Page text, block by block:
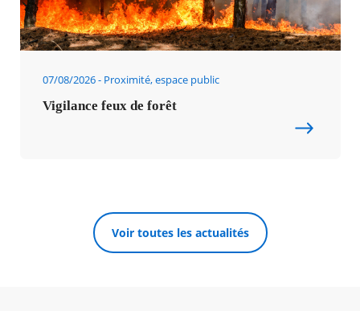
07/08/2026 Proximité, espace public
Vigilance feux de forêt
Voir toutes les actualités